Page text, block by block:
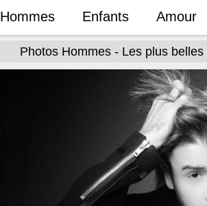
Hommes Enfants Amour
Photos Hommes - Les plus